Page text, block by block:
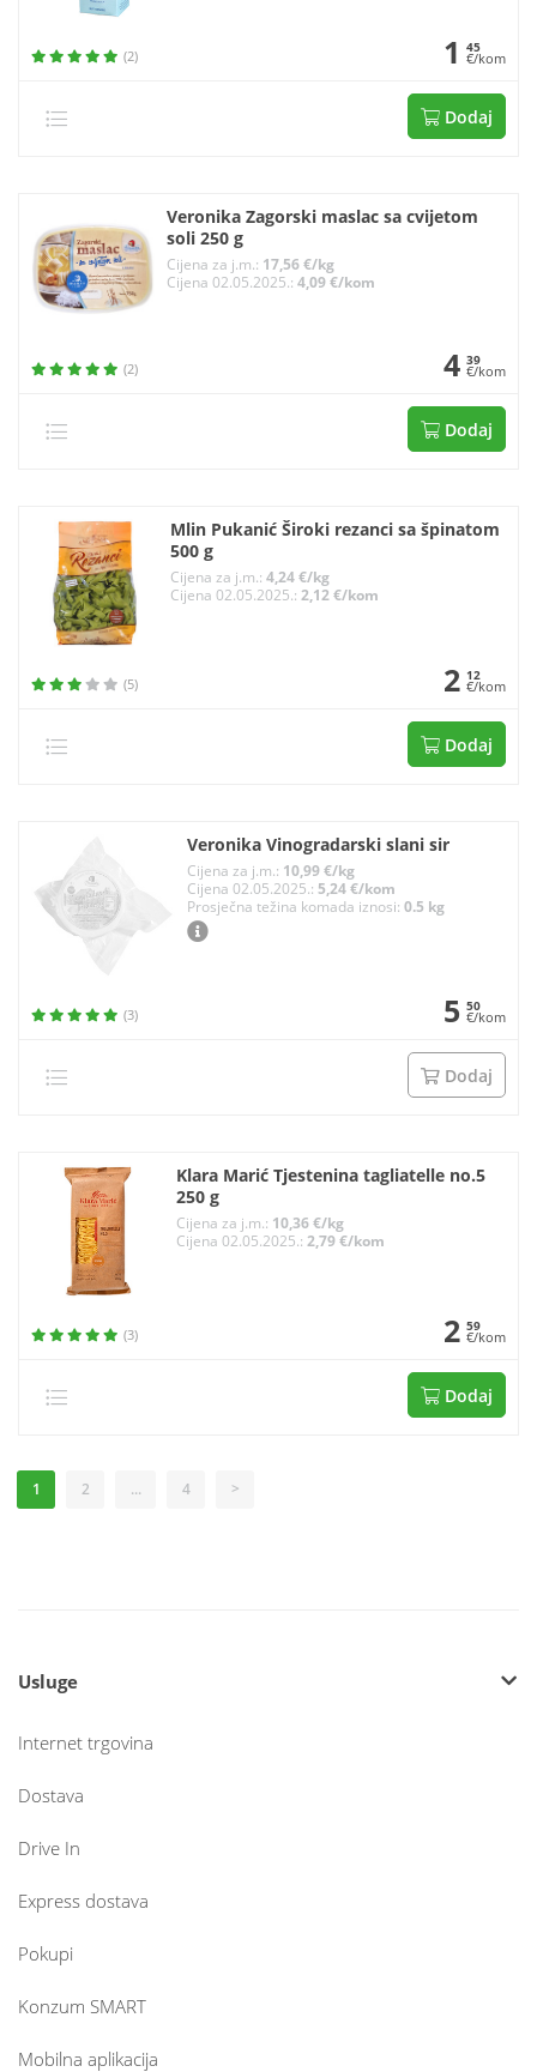
(2) 1 45
€/kom
Dodaj
Veronika Zagorski maslac sa cvijetom
soli 250 g
Cijena za j.m.: 17,56 €/kg
Cijena 02.05.2025.:4,09 €/kom
(2) 4 39
€/kom
Dodaj
Mlin Pukanić Široki rezanci sa špinatom
500 g
Cijena za j.m.:4,24 €/kg
Cijena 02.05.2025.:2,12 €/kom
(5) 2 12
€/kom
Dodaj
Veronika Vinogradarski slani sir
Cijena za j.m.: 10,99 €/kg
Cijena 02.05.2025.: 5,24 €/kom
Prosječna težina komada iznosi: 0.5 kg
(3) 5 50
€/kom
Dodaj
Klara Marić Tjestenina tagliatelle no.5
250 g
Cijena za j.m.: 10,36 €/kg
Cijena 02.05.2025.: 2,79 €/kom
(3) 2 59
€/kom
Dodaj
1 2 ... 4 >
Usluge
Internet trgovina
Dostava
Drive In
Express dostava
Pokupi
Konzum SMART
Mobilna aplikacija